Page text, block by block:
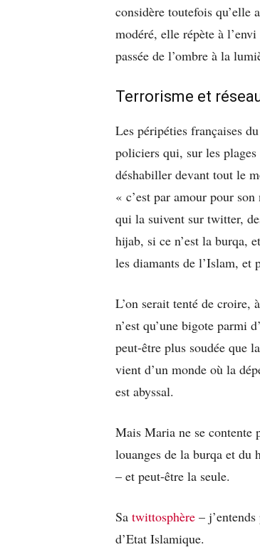
considère toutefois qu’elle
modéré, elle répète à
passée de l’ombre à la
Terrorisme et
Les péripéties françaises
policiers qui, sur les
déshabiller devant tout le
« c’est par amour pour
qui la suivent sur twitter,
hijab, si ce n’est la burqa,
les diamants de l’Islam, et
L’on serait tenté de croire,
n’est qu’une bigote parmi
peut-être plus soudée que
vient d’un monde où la
est abyssal.
Mais Maria ne se contente
louanges de la burqa et
– et peut-être la seule.
Sa twittosphère –
d’Etat Islamique.